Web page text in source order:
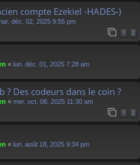
compte Ezekiel -HADES-)
déc. 02, 2025 9:55 pm
1 2
« lun. déc. 01, 2025 7:28 am
? Des codeurs dans le coin ?
« mer. oct. 08, 2025 11:30 am
1 2
« lun. août 18, 2025 9:34 pm